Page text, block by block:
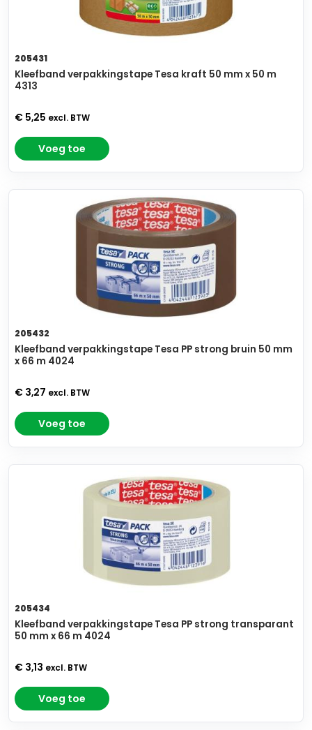
205431
Kleefband verpakkingstape Tesa kraft 50 mm x 50 m
4313
€ 5,25 excl. BTW
Voeg toe
205432
Kleefband verpakkingstape Tesa PP strong bruin 50 mm
x 66 m 4024
€ 3,27 excl. BTW
Voeg toe
205434
Kleefband verpakkingstape Tesa PP strong transparant
50 mm x 66 m 4024
€ 3,13 excl. BTW
Voeg toe